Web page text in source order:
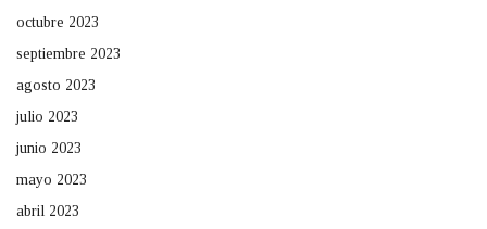
octubre 2023
septiembre 2023
agosto 2023
julio 2023
junio 2023
mayo 2023
abril 2023